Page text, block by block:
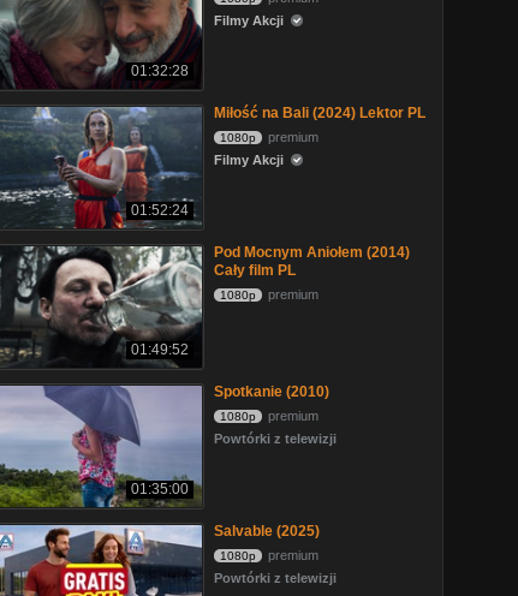
01:32:28
Filmy Akcji
01:52:24
Miłość na Bali (2024) Lektor PL
1080p
premium
Filmy Akcji
01:49:52
Pod Mocnym Aniołem (2014)
Cały film PL
1080p premium
01:35:00
Spotkanie (2010)
1080p
premium
Powtórki z telewizji
Salvable (2025)
1080p
premium
Powtórki z telewizji